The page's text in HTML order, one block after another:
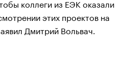
коллеги из ЕЭК оказали
этих проектов на
Дмитрий Вольвач.